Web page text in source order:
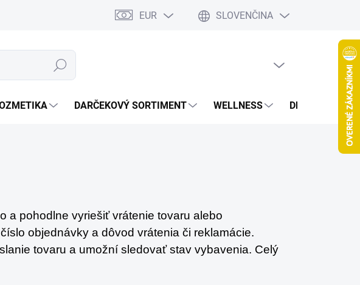
osobných údajov Spolupráca Blogeri/Influenceri Affiliate program
EUR SLOVENČINA
Hľadať
DARČEKOVÝ SORTIMENT WELLNESS DETOXIKÁCIA
a pohodlne vyriešiť vrátenie tovaru alebo
objednávky a dôvod vrátenia či reklamácie.
tovaru a umožní sledovať stav vybavenia. Celý